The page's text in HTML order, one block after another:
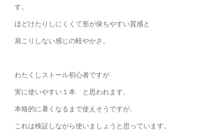
す。
ほどけたりしにくくて形が保ちやすい質感と
肩こりしない感じの軽やかさ。
わたくしストール初心者ですが
実に使いやすい１本 と思われます。
本格的に暑くなるまで使えそうですが、
これは検証しながら使いましょうと思っています。